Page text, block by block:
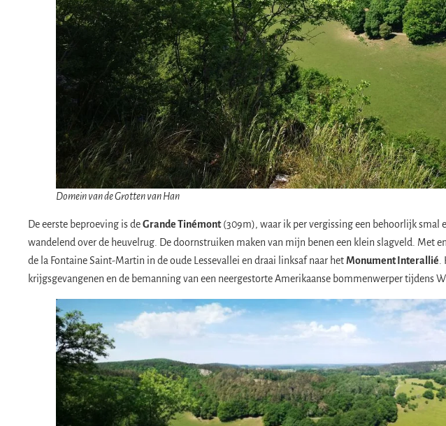
Domein van de Grotten van Han
De eerste beproeving is deGrande Tinémont(309m), waar ik per vergissing een behoorlijk smal
wandelend over de heuvelrug. De doornstruiken maken van mijn benen een klein slagveld. Met
de la Fontaine Saint-Martin in de oude Lessevallei en draai linksaf naar hetMonument Interallié
krijgsgevangenen en de bemanning van een neergestorte Amerikaanse bommenwerper tijdens